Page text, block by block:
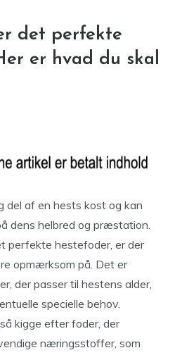
det perfekte
er hvad du skal
del af en hests kost og kan
dens helbred og præstation.
perfekte hestefoder, er der
opmærksom på. Det er
der passer til hestens alder,
specielle behov.
kigge efter foder, der
næringsstoffer, som